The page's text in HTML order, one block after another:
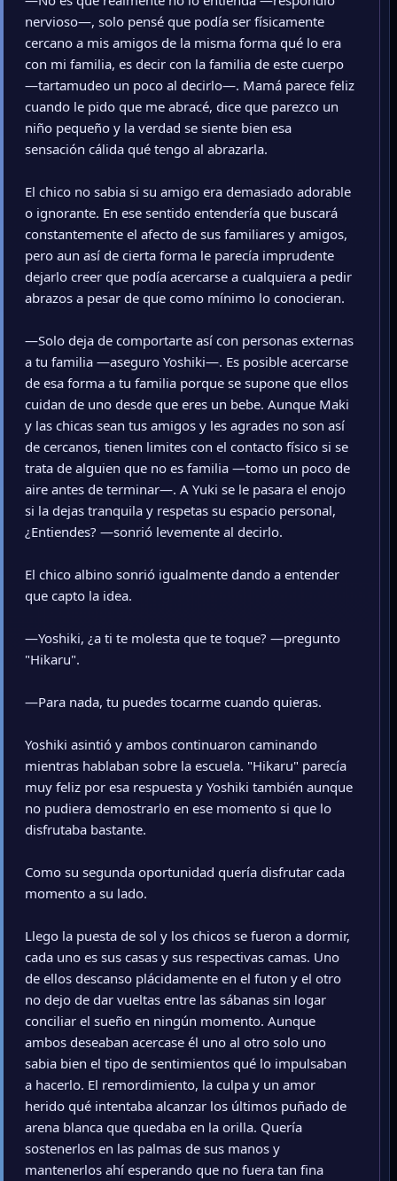
nervioso—, solo pensé que podía ser físicamente
cercano a mis amigos de la misma forma qué lo era
con mi familia, es decir con la familia de este cuerpo
—tartamudeo un poco al decirlo—. Mamá parece feliz
cuando le pido que me abracé, dice que parezco un
niño pequeño y la verdad se siente bien esa
sensación cálida qué tengo al abrazarla.
El chico no sabia si su amigo era demasiado adorable
o ignorante. En ese sentido entendería que buscará
constantemente el afecto de sus familiares y amigos,
pero aun así de cierta forma le parecía imprudente
dejarlo creer que podía acercarse a cualquiera a pedir
abrazos a pesar de que como mínimo lo conocieran.
—Solo deja de comportarte así con personas externas
a tu familia —aseguro Yoshiki—. Es posible acercarse
de esa forma a tu familia porque se supone que ellos
cuidan de uno desde que eres un bebe. Aunque Maki
y las chicas sean tus amigos y les agrades no son así
de cercanos, tienen limites con el contacto físico si se
trata de alguien que no es familia —tomo un poco de
aire antes de terminar—. A Yuki se le pasara el enojo
si la dejas tranquila y respetas su espacio personal,
¿Entiendes? —sonrió levemente al decirlo.
El chico albino sonrió igualmente dando a entender
que capto la idea.
—Yoshiki, ¿a ti te molesta que te toque? —pregunto
"Hikaru".
—Para nada, tu puedes tocarme cuando quieras.
Yoshiki asintió y ambos continuaron caminando
mientras hablaban sobre la escuela. "Hikaru" parecía
muy feliz por esa respuesta y Yoshiki también aunque
no pudiera demostrarlo en ese momento si que lo
disfrutaba bastante.
Como su segunda oportunidad quería disfrutar cada
momento a su lado.
Llego la puesta de sol y los chicos se fueron a dormir,
cada uno es sus casas y sus respectivas camas. Uno
de ellos descanso plácidamente en el futon y el otro
no dejo de dar vueltas entre las sábanas sin logar
conciliar el sueño en ningún momento. Aunque
ambos deseaban acercase él uno al otro solo uno
sabia bien el tipo de sentimientos qué lo impulsaban
a hacerlo. El remordimiento, la culpa y un amor
herido qué intentaba alcanzar los últimos puñado de
arena blanca que quedaba en la orilla. Quería
sostenerlos en las palmas de sus manos y
mantenerlos ahí esperando que no fuera tan fina